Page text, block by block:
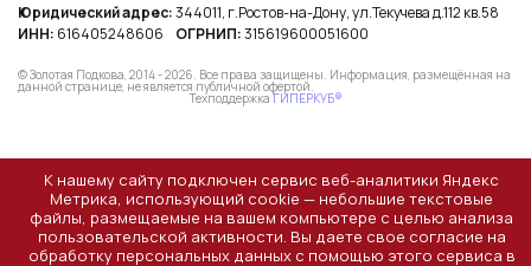
Юридический адрес:344011, г.Ростов-на-Дону, ул.Текучева д.112 кв.58
ИНН: 616405248606 ОГРНИП:315619600051600
© Золотая Подкова, 2014 - 2026. Все права защищены. Информация, размещённая на
данной странице, не является публичной офертой.
ТехподдержкаГИПЕРКУБ®
К нашему сайту подключен сервис веб-аналитики Яндекс
Метрика, использующий cookie — небольшие текстовые
файлы, размещаемые на вашем компьютере с целью анализа
пользовательской активности. Вы даете свое согласие на
обработку персональных данных с помощью этого сервиса в